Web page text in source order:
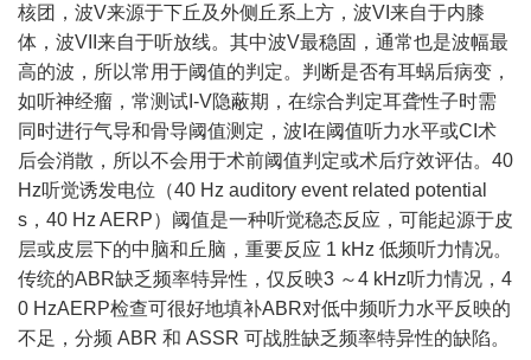
核团，波V来源于下丘及外侧丘系上方，波VI来自于内膝
体，波VII来自于听放线。其中波V最稳固，通常也是波幅最
高的波，所以常用于阈值的判定。判断是否有耳蜗后病变，
如听神经瘤，常测试I-V隐蔽期，在综合判定耳聋性子时需
同时进行气导和骨导阈值测定，波I在阈值听力水平或CI术
后会消散，所以不会用于术前阈值判定或术后疗效评估。40
Hz听觉诱发电位（40 Hz auditory event related potential
s，40 Hz AERP）阈值是一种听觉稳态反应，可能起源于皮
层或皮层下的中脑和丘脑，重要反应 1 kHz 低频听力情况。
传统的ABR缺乏频率特异性，仅反映3 ～4 kHz听力情况，4
0 HzAERP检查可很好地填补ABR对低中频听力水平反映的
不足，分频 ABR 和 ASSR 可战胜缺乏频率特异性的缺陷。